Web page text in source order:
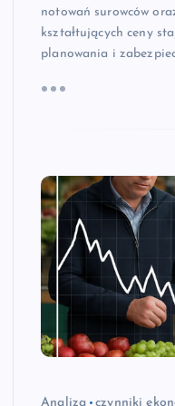
notowań surowców
kształtujących ceny
planowania i
Analiza czynniki